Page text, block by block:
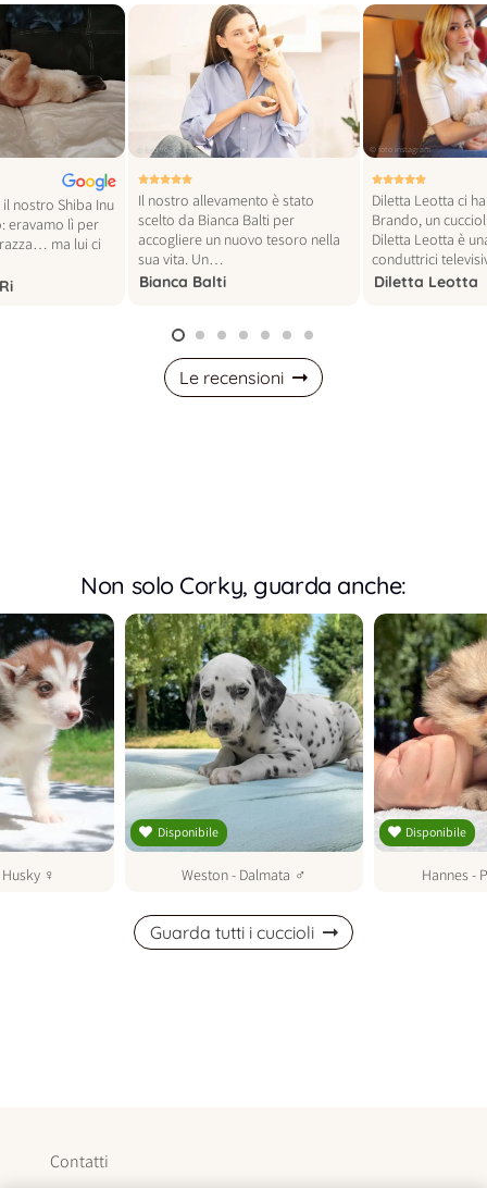
nostro Shiba Inu
eravamo lì per
ma lui ci
© foto vogue italia
Il nostro allevamento è stato
scelto da Bianca Balti per
accogliere un nuovo tesoro nella
sua vita. Un…
Bianca Balti
© foto instagram
Diletta Leotta ci
Brando, un
Diletta Leotta è
conduttrici
Diletta Leotta
Le recensioni
Non solo Corky, guarda anche:
Husky ♀
Disponibile
Weston- Dalmata ♂
Disponibile
Hannes-
Guarda tutti i cuccioli
Contatti